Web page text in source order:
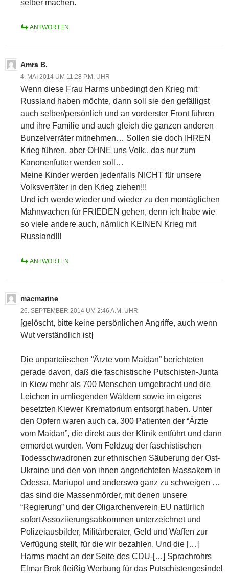
selber machen.
ANTWORTEN
Amra B.
4. MAI 2014 UM 11:28 P.M. UHR
Wenn diese Frau Harms unbedingt den Krieg mit
Russland haben möchte, dann soll sie den gefälligst
auch selber/persönlich und an vorderster Front führen
und ihre Familie und auch gleich die ganzen anderen
Bunzelverräter mitnehmen… Sollen sie doch IHREN
Krieg führen, aber OHNE uns Volk., das nur zum
Kanonenfutter werden soll…
Meine Kinder werden jedenfalls NICHT für unsere
Volksverräter in den Krieg ziehen!!!
Und ich werde wieder und wieder zu den montäglichen
Mahnwachen für FRIEDEN gehen, denn ich habe wie
so viele andere auch, nämlich KEINEN Krieg mit
Russland!!!
ANTWORTEN
macmarine
26. SEPTEMBER 2014 UM 2:46 A.M. UHR
[gelöscht, bitte keine persönlichen Angriffe, auch wenn
Wut verständlich ist]
Die unparteiischen “Ärzte vom Maidan” berichteten
gerade davon, daß die faschistische Putschisten-Junta
in Kiew mehr als 700 Menschen umgebracht und die
Leichen in umliegenden Wäldern sowie im eigens
besetzten Kiewer Krematorium entsorgt haben. Unter
den Opfern waren auch ca. 300 Patienten der “Ärzte
vom Maidan”, die direkt aus der Klinik entführt und dann
ermordet wurden. Vom Feldzug der faschistischen
Todesschwadronen zur ethnischen Säuberung der Ost-
Ukraine und den von ihnen angerichteten Massakern in
Odessa, Mariupol und anderswo ganz zu schweigen …
das sind die Massenmörder, mit denen unsere
“Regierung” und der Oligarchenverein EU natürlich
sofort Assoziierungsabkommen unterzeichnet und
Polizeiausbilder, Militärberater, Geld und Waffen zur
Verfügung stellt, für die wir bezahlen. Und die […]
Harms macht an der Seite des CDU-[…] Sprachrohrs
Elmar Brok fleißig Werbung für das Putschistengesindel